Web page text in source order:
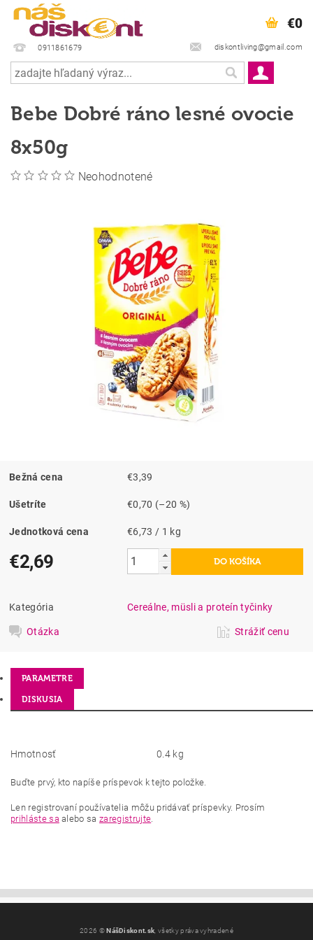
0911861679 diskontliving@gmail.com
€0
Bebe Dobré ráno lesné ovocie
8x50g
Neohodnotené
Bežná cena €3,39
Ušetríte €0,70 (–20 %)
Jednotková cena €6,73 / 1 kg
€2,69
Kategória Cereálne, müsli a proteín tyčinky
Otázka Strážiť cenu
PARAMETRE
DISKUSIA
Hmotnosť 0.4 kg
Buďte prvý, kto napíše príspevok k tejto položke.
Len registrovaní používatelia môžu pridávať príspevky. Prosím
prihláste sa alebo sazaregistrujte.
2026 ©NášDiskont.sk , všetky práva vyhradené